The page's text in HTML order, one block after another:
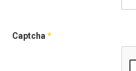
Captcha *